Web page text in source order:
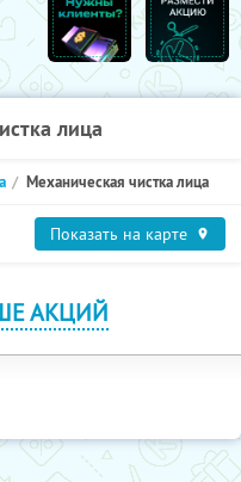
лица
Механическая чистка лица
Показать на карте
АКЦИЙ